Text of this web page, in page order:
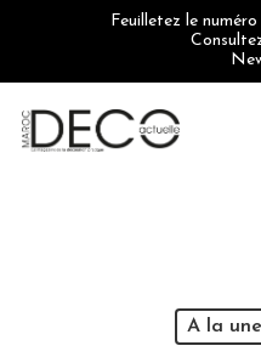
Feuilletez le
A la